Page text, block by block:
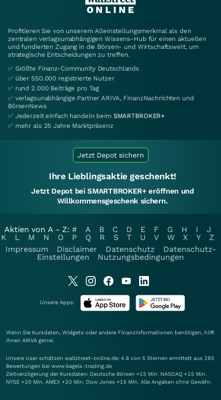
Profitieren Sie von unserem Alleinstellungsmerkmal als den
zentralen verlagsunabhängigen Wissens-Hub für einen aktuellen
und fundierten Zugang in die Börsen- und Wirtschaftswelt, um
strategische Entscheidungen zu treffen.
✅ Größte Finanz-Community Deutschlands
✅ über 550.000 registrierte Nutzer
✅ rund 2.000 Beiträge pro Tag
✅ verlagsunabhängige Partner ARIVA, FinanzNachrichten und
BörsenNews
✅ Jederzeit einfach handeln beim SMARTBROKER+
✅ mehr als 25 Jahre Marktpräsenz
Jetzt Depot sichern
Ihre Lieblingsaktie geschenkt!
Jetzt Depot bei SMARTBROKER+ eröffnen und
Willkommensgeschenk sichern.
Aktien von A - Z: # A B C D E F G H I
J
K
L M N O P Q R S T U V W X Y
Z
Impressum
Disclaimer Datenschutz
Datenschutz-
Einstellungen
Nutzungsbedingungen
Unsere Apps:
Wenn Sie Kursdaten, Widgets oder andere Finanzinformationen benötigen, hilft
Ihnen ARIVA gerne.
Unsere User schätzen wallstreet-online.de: 4.8 von 5 Sternen ermittelt aus 285
Bewertungen bei www.kagels-trading.de
Zeitverzögerung der Kursdaten: Deutsche Börsen +15 Min. NASDAQ +15 Min.
NYSE +20 Min. AMEX +20 Min. Dow Jones +15 Min. Alle Angaben ohne Gewähr.